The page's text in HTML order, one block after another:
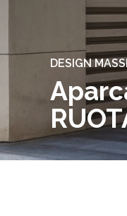
DESIGN